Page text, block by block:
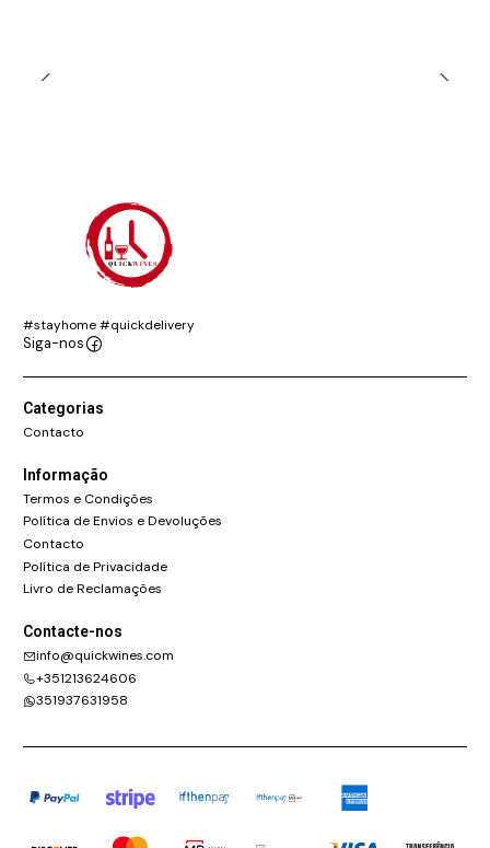
#stayhome #quickdelivery
Siga-nos
Categorias
Contacto
Informação
Termos e Condições
Política de Envios e Devoluções
Contacto
Política de Privacidade
Livro de Reclamações
Contacte-nos
info@quickwines.com
+351213624606
351937631958